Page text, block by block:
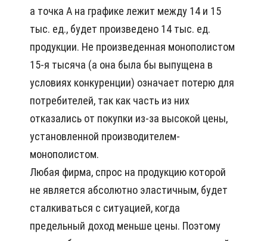
а точка А на графике лежит между 14 и 15
тыс. ед., будет произведено 14 тыс. ед.
продукции. Не произведенная монополистом
15-я тысяча (а она была бы выпущена в
условиях конкуренции) означает потерю для
потребителей, так как часть из них
отказались от покупки из-за высокой цены,
установленной производителем-
монополистом.
Любая фирма, спрос на продукцию которой
не является абсолютно эластичным, будет
сталкиваться с ситуацией, когда
предельный доход меньше цены. Поэтому